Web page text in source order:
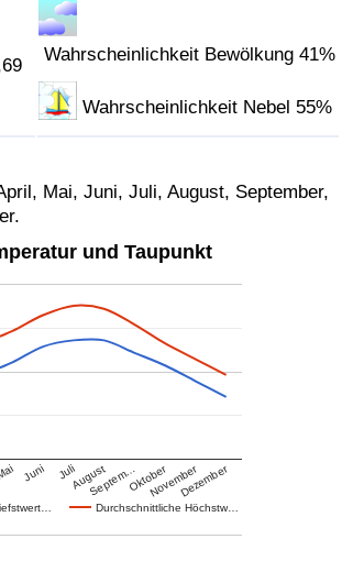
Wahrscheinlichkeit Bewölkung 41%
Wahrscheinlichkeit Nebel 55%
Mai, Juni, Juli, August, September,
und Taupunkt
Durchschnittliche Höchstw…
Juni JuliAugustSeptem…OktoberNovemberDezember